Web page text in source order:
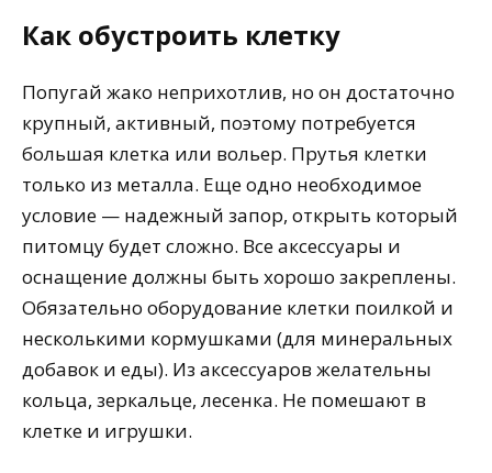
Как обустроить клетку
Попугай жако неприхотлив, но он достаточно
крупный, активный, поэтому потребуется
большая клетка или вольер. Прутья клетки
только из металла. Еще одно необходимое
условие — надежный запор, открыть который
питомцу будет сложно. Все аксессуары и
оснащение должны быть хорошо закреплены.
Обязательно оборудование клетки поилкой и
несколькими кормушками (для минеральных
добавок и еды). Из аксессуаров желательны
кольца, зеркальце, лесенка. Не помешают в
клетке и игрушки.